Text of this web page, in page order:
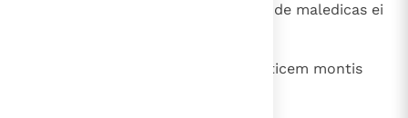
locum, si forte placeat Deo, ut inde maledicas ei
Cumque duxisset eum super verticem montis